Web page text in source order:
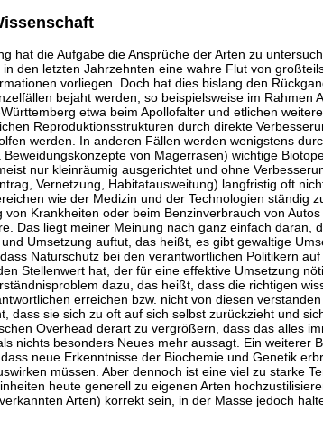
hat die Aufgabe die Ansprüche der Arten zu
den letzten Jahrzehnten eine wahre Flut von
vorliegen. Doch hat dies bislang den
bejaht werden, so beispielsweise im Rahmen
etwa beim Apollofalter und etlichen
Reproduktionsstrukturen durch direkte
werden. In anderen Fällen werden wenigstens
von Magerrasen) wichtige
nur kleinräumig ausgerichtet und ohne
Vernetzung, Habitatausweitung) langfristig oft
wie der Medizin und der Technologien ständig
von Krankheiten oder beim Benzinverbrauch von
Das liegt meiner Meinung nach ganz einfach daran,
Umsetzung auftut, das heißt, es gibt gewaltige
Naturschutz bei den verantwortlichen Politikern
Stellenwert hat, der für eine effektive Umsetzung
dazu, das heißt, dass die richtigen
erreichen bzw. nicht von diesen
dass sie sich zu oft auf sich selbst zurückzieht und
Overhead derart zu vergrößern, dass das alles
nichts besonders Neues mehr aussagt. Ein weiterer
neue Erkenntnisse der Biochemie und Genetik
müssen. Aber dennoch ist eine viel zu starke
heute generell zu eigenen Arten
Arten) korrekt sein, in der Masse jedoch